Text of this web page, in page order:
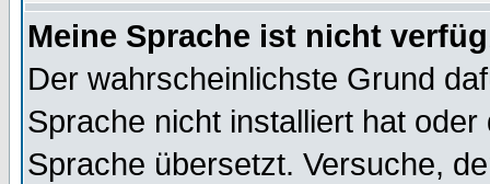
Meine Sprache ist nicht
Der wahrscheinlichste Grund
Sprache nicht installiert hat
Sprache übersetzt. Versuche,